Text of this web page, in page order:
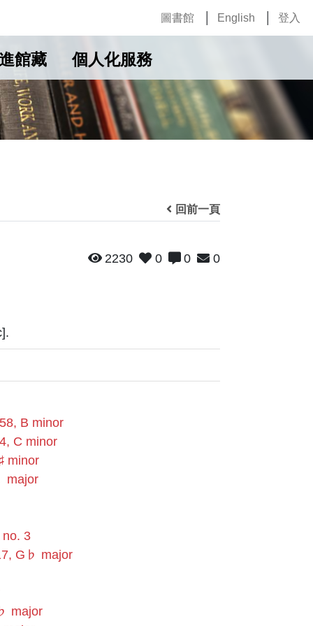
圖書館 English 登入
館藏 個人化服務
回前一頁
2230 0 0 0
B minor
C minor
minor
major
3
G♭ major
major